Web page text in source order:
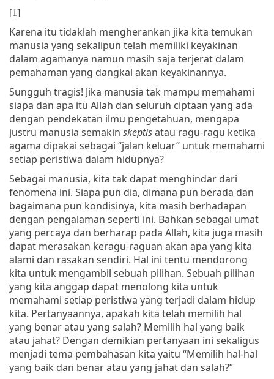
[1]
Karena itu tidaklah mengherankan jika kita temukan
manusia yang sekalipun telah memiliki keyakinan
dalam agamanya namun masih saja terjerat dalam
pemahaman yang dangkal akan keyakinannya.
Sungguh tragis! Jika manusia tak mampu memahami
siapa dan apa itu Allah dan seluruh ciptaan yang ada
dengan pendekatan ilmu pengetahuan, mengapa
justru manusia semakin skeptisatau ragu-ragu ketika
agama dipakai sebagai “jalan keluar” untuk memahami
setiap peristiwa dalam hidupnya?
Sebagai manusia, kita tak dapat menghindar dari
fenomena ini. Siapa pun dia, dimana pun berada dan
bagaimana pun kondisinya, kita masih berhadapan
dengan pengalaman seperti ini. Bahkan sebagai umat
yang percaya dan berharap pada Allah, kita juga masih
dapat merasakan keragu-raguan akan apa yang kita
alami dan rasakan sendiri. Hal ini tentu mendorong
kita untuk mengambil sebuah pilihan. Sebuah pilihan
yang kita anggap dapat menolong kita untuk
memahami setiap peristiwa yang terjadi dalam hidup
kita. Pertanyaannya, apakah kita telah memilih hal
yang benar atau yang salah? Memilih hal yang baik
atau jahat? Dengan demikian pertanyaan ini sekaligus
menjadi tema pembahasan kita yaitu “Memilih hal-hal
yang baik dan benar atau yang jahat dan salah?”